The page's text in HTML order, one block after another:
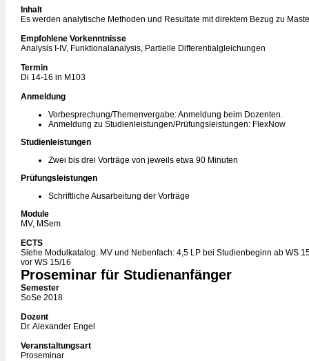
Inhalt
Es werden analytische Methoden und Resultate mit direktem Bezug zu
Empfohlene Vorkenntnisse
Analysis I-IV, Funktionalanalysis, Partielle Differentialgleichungen
Termin
Di 14-16 in M103
Anmeldung
Vorbesprechung/Themenvergabe: Anmeldung beim Dozenten.
Anmeldung zu Studienleistungen/Prüfungsleistungen: FlexNow
Studienleistungen
Zwei bis drei Vorträge von jeweils etwa 90 Minuten
Prüfungsleistungen
Schriftliche Ausarbeitung der Vorträge
Module
MV, MSem
ECTS
Siehe Modulkatalog. MV und Nebenfach: 4,5 LP bei Studienbeginn ab WS
vor WS 15/16
Proseminar für Studienanfänger
Semester
SoSe 2018
Dozent
Dr. Alexander Engel
Veranstaltungsart
Proseminar